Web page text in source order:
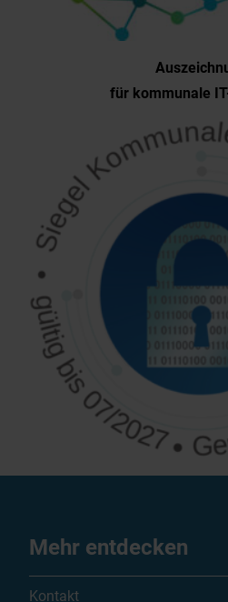
für kommunale
Mehr entdecken
Kontakt